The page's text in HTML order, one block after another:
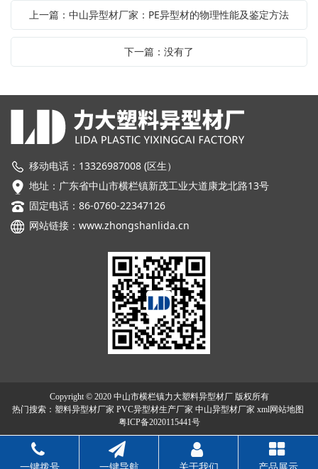
上一篇：中山异型材厂家：PE异型材的物理性能及鉴定方法
下一篇：没有了
移动电话：13326987008 (区生）
地址：广东省中山市横栏镇新茂工业大道康龙北路13号
固定电话：86-0760-22347126
网站链接： www.zhongshanlida.cn
Copyright © 2020 中山市横栏镇力大塑料异型材厂 版权所有
热门搜索： 塑料异型材厂家 PVC异型材生产厂家 中山异型材厂家 xml网站地图
粤ICP备2020115441号